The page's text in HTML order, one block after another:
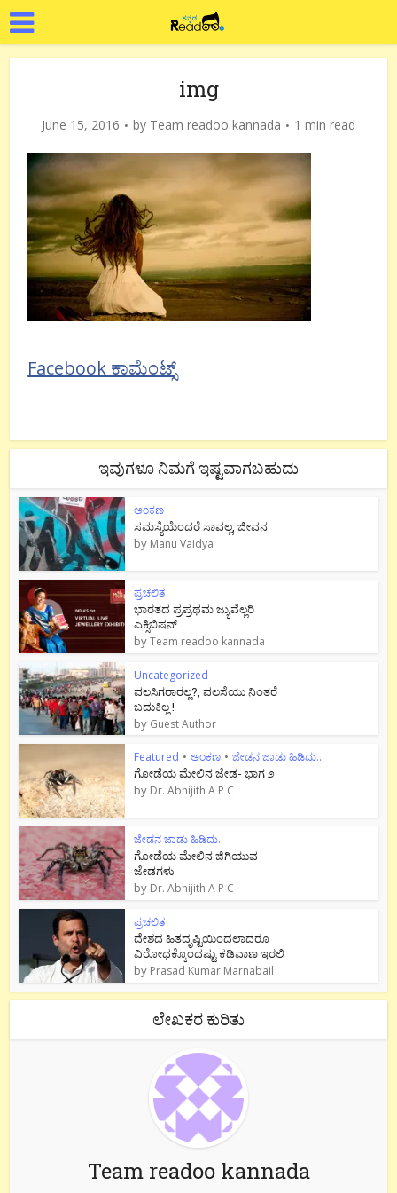
img
June 15, 2016 by Team readoo kannada 1 min read
Facebook ಕಾಮೆಂಟ್ಸ್
ಇವುಗಳೂ ನಿಮಗೆ ಇಷ್ಟವಾಗಬಹುದು
ಅಂಕಣ
ಸಮಸ್ಯೆಯೆಂದರೆ ಸಾವಲ್ಲ, ಜೀವನ
by Manu Vaidya
ಪ್ರಚಲಿತ
ಭಾರತದ ಪ್ರಪ್ರಥಮ ಜ್ಯುವೆಲ್ಲರಿ
ಎಕ್ಸಿಬಿಷನ್
byTeam readoo kannada
Uncategorized
ವಲಸಿಗರಾರಲ್ಲ?, ವಲಸೆಯು ನಿಂತರೆ
ಬದುಕಿಲ್ಲ !
by Guest Author
Featured • ಅಂಕಣ • ಜೇಡನ ಜಾಡು ಹಿಡಿದು..
ಗೋಡೆಯ ಮೇಲಿನ ಜೇಡ- ಭಾಗ ೨
by Dr. Abhijith A P C
ಜೇಡನ ಜಾಡು ಹಿಡಿದು..
ಗೋಡೆಯ ಮೇಲಿನ ಜಿಗಿಯುವ
ಜೇಡಗಳು
by Dr. Abhijith A P C
ಪ್ರಚಲಿತ
ದೇಶದ ಹಿತದೃಷ್ಟಿಯಿಂದಲಾದರೂ
ವಿರೋಧಕ್ಕೊಂದಷ್ಟು ಕಡಿವಾಣ ಇರಲಿ
by Prasad Kumar Marnabail
ಲೇಖಕರ ಕುರಿತು
Team readoo kannada